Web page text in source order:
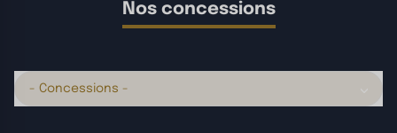
Nos concessions
- Concessions -